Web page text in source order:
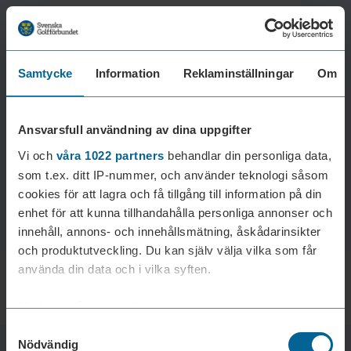
Samtycke Information Reklaminställningar Om
Ansvarsfull användning av dina uppgifter
Vi och våra 1022 partners behandlar din personliga data,
som t.ex. ditt IP-nummer, och använder teknologi såsom
cookies för att lagra och få tillgång till information på din
enhet för att kunna tillhandahålla personliga annonser och
innehåll, annons- och innehållsmätning, åskådarinsikter
och produktutveckling. Du kan själv välja vilka som får
använda din data och i vilka syften.
Med din tillåtelse skulle vi även vilja:
kan ha en noggrannhet på upp till flera meter
Nödvändig
Laddar reklam...